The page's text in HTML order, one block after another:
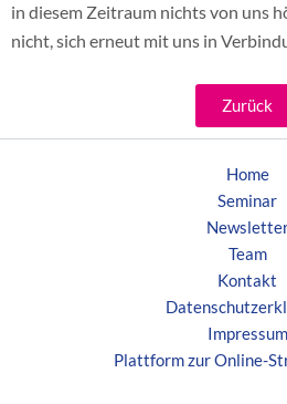
in diesem Zeitraum nichts von uns
nicht, sich erneut mit uns in
Zurück
Home
Seminar
Team
Kontakt
Impressum
Plattform zur Online-